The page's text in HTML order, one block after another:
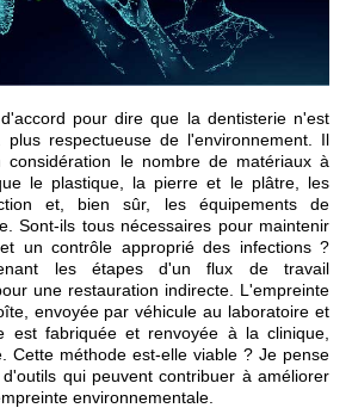
pour dire que la dentisterie n'est
respectueuse de l'environnement. Il
le nombre de matériaux à
le plastique, la pierre et le plâtre, les
et, bien sûr, les équipements de
Sont-ils tous nécessaires pour maintenir
un contrôle approprié des infections ?
les étapes d'un flux de travail
une restauration indirecte. L'empreinte
envoyée par véhicule au laboratoire et
est fabriquée et renvoyée à la clinique,
Cette méthode est-elle viable ? Je pense
qui peuvent contribuer à améliorer
environnementale.